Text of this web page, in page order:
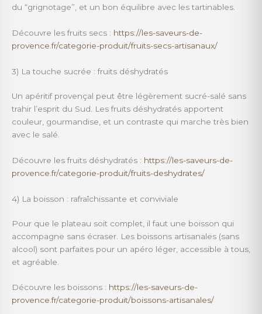
du “grignotage”, et un bon équilibre avec les tartinables.
Découvre les fruits secs : https://les-saveurs-de-
provence.fr/categorie-produit/fruits-secs-artisanaux/
3) La touche sucrée : fruits déshydratés
Un apéritif provençal peut être légèrement sucré-salé sans
trahir l’esprit du Sud. Les fruits déshydratés apportent
couleur, gourmandise, et un contraste qui marche très bien
avec le salé.
Découvre les fruits déshydratés : https://les-saveurs-de-
provence.fr/categorie-produit/fruits-deshydrates/
4) La boisson : rafraîchissante et conviviale
Pour que le plateau soit complet, il faut une boisson qui
accompagne sans écraser. Les boissons artisanales (sans
alcool) sont parfaites pour un apéro léger, accessible à tous,
et agréable.
Découvre les boissons : https://les-saveurs-de-
provence.fr/categorie-produit/boissons-artisanales/